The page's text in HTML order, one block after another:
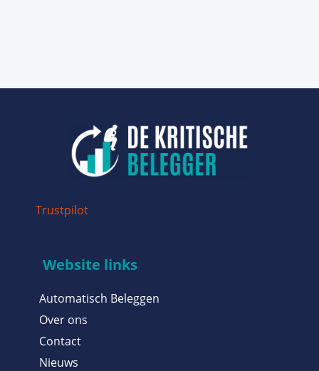
Trustpilot
Website links
Automatisch Beleggen
Over ons
Contact
Nieuws